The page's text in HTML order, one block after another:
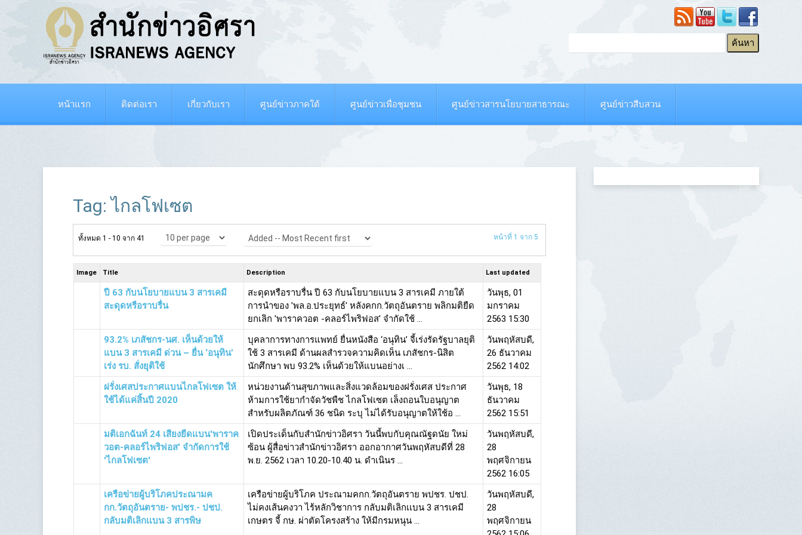
หน้าแรก ติดต่อเรา เกี่ยวกับเรา ศูนย์ข่าวภาคใต้ ศูนย์ข่าวเพื่อชุมชน ศูนย์ข่าวสารนโยบายสาธารณะ ศูนย์ข่าวสืบสวน
Tag: ไกลโฟเซต
ทั้งหมด 1 - 10 จาก 41 หน้าที่ 1 จาก 5
Image Title Description Last updated
ปี 63 กับนโยบายแบน 3 สารเคมี
สะดุดหรือราบรื่น
สะดุดหรือราบรื่น ปี 63 กับนโยบายแบน 3 สารเคมี ภายใต้
การนำของ 'พล.อ.ประยุทธ์' หลังคกก.วัตถุอันตราย พลิกมติยืด
ยกเลิก 'พาราควอต -คลอร์ไพริฟอส' จำกัดใช้ ...
วันพุธ, 01
มกราคม
2563 15:30
93.2% เภสัชกร-นศ. เห็นด้วยให้
แบน 3 สารเคมี ด่วน – ยื่น ‘อนุทิน’
เร่ง รบ. สั่งยุติใช้
บุคลาการทางการแพทย์ ยื่นหนังสือ ‘อนุทิน’ จี้เร่งรัดรัฐบาลยุติ
ใช้ 3 สารเคมี ด้านผลสำรวจความคิดเห็น เภสัชกร-นิสิต
นักศึกษา พบ 93.2% เห็นด้วยให้แบนอย่างเ ...
วันพฤหัสบดี,
26 ธันวาคม
2562 14:02
ฝรั่งเศสประกาศแบนไกลโฟเซต ให้
ใช้ได้แค่สิ้นปี 2020
หน่วยงานด้านสุขภาพและสิ่งแวดล้อมของฝรั่งเศส ประกาศ
ห้ามการใช้ยากำจัดวัชพืช ไกลโฟเซต เล็งถอนใบอนุญาต
สำหรับผลิตภัณฑ์ 36 ชนิด ระบุ ไม่ได้รับอนุญาตให้ใช้อ ...
วันพุธ, 18
ธันวาคม
2562 15:51
มติเอกฉันท์ 24 เสียงยืดแบน'พาราค
วอต-คลอร์ไพริฟอส' จำกัดการใช้
'ไกลโฟเซต'
เปิดประเด็นกับสำนักข่าวอิศรา วันนี้พบกับคุณณัฐดนัย ใหม่
ซ้อน ผู้สื่อข่าวสำนักข่าวอิศรา ออกอากาศวันพฤหัสบดีที่ 28
พ.ย. 2562 เวลา 10.20-10.40 น. ดำเนินร ...
วันพฤหัสบดี,
28
พฤศจิกายน
2562 16:05
เครือข่ายผู้บริโภคประณามค
กก.วัตถุอันตราย- พปชร.- ปชป.
กลับมติเลิกเเบน 3 สารพิษ
เครือข่ายผู้บริโภค ประณามคกก.วัตถุอันตราย พปชร. ปชป.
ไม่คงเส้นคงวา ไร้หลักวิชาการ กลับมติเลิกเเบน 3 สารเคมี
เกษตร จี้ กษ. ผ่าตัดโครงสร้าง ให้มีกรมหนุน ...
วันพฤหัสบดี,
28
พฤศจิกายน